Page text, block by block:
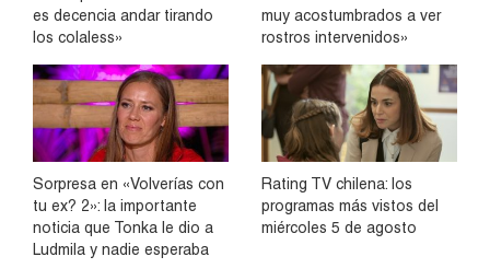
es decencia andar tirando
los colaless»
muy acostumbrados a ver
rostros intervenidos»
Sorpresa en «Volverías con
tu ex? 2»: la importante
noticia que Tonka le dio a
Ludmila y nadie esperaba
Rating TV chilena: los
programas más vistos del
miércoles 5 de agosto